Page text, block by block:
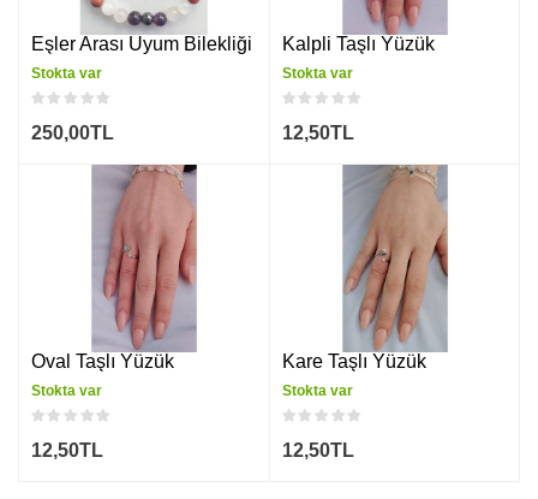
(Bayan Erkek)
Eşler Arası Uyum Bilekliği (Bayan)
Stokta var
250,00TL
Oval Taşlı Yüzük
Stokta var
12,50TL
Kalpli Taşlı Yüzük
Stokta var
12,50TL
Kare Taşlı Yüzük
Stokta var
12,50TL